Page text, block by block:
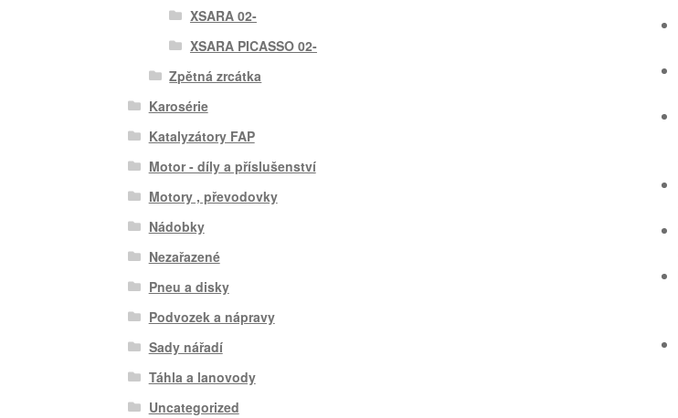
XSARA 02-
XSARA PICASSO 02-
Zpětná zrcátka
Karosérie
Katalyzátory FAP
Motor - díly a příslušenství
Motory , převodovky
Nádobky
Nezařazené
Pneu a disky
Podvozek a nápravy
Sady nářadí
Táhla a lanovody
Uncategorized